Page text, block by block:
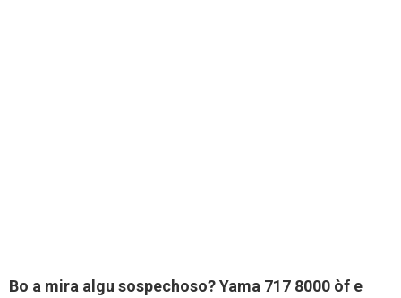
Bo a mira algu sospechoso? Yama 717 8000 òf e